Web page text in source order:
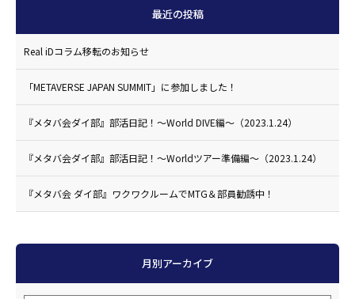
最近の投稿
Real iDコラム移転のお知らせ
「METAVERSE JAPAN SUMMIT」に参加しました！
『メタバ会ダイ部』部活日記！〜World DIVE編〜（2023.1.24）
『メタバ会ダイ部』部活日記！〜Worldツアー準備編〜（2023.1.24）
『メタバ会 ダイ部』ワクワクルームでMTG＆部員勧誘中！
月別アーカイブ